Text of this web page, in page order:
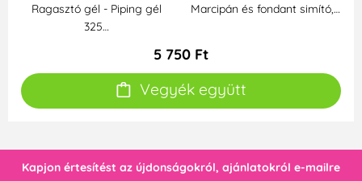
Ragasztó gél - Piping gél
325…
Marcipán és fondant simító,…
5 750 Ft
Vegyék együtt
Kapjon értesítést az újdonságokról, ajánlatokról e-mailre